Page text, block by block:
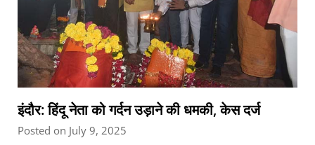
इंदौर: हिंदू नेता को गर्दन उड़ाने की धमकी, केस दर्ज
Posted on July 9, 2025